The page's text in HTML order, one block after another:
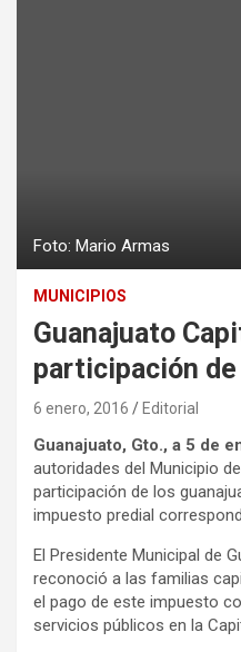
Foto: Mario Armas
MUNICIPIOS
Guanajuato
participación
6 enero, 2016 Editorial
Guanajuato, Gto., a 5 de
autoridades del Municipio
participación de los
impuesto predial
El Presidente Municipal de
reconoció a las familias
el pago de este impuesto
servicios públicos en la